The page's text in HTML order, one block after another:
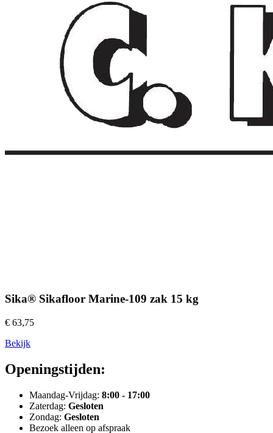
Sika® Sikafloor Marine-109 zak 15 kg
€ 63,75
Bekijk
Openingstijden:
Maandag-Vrijdag: 8:00 - 17:00
Zaterdag: Gesloten
Zondag: Gesloten
Bezoek alleen op afspraak